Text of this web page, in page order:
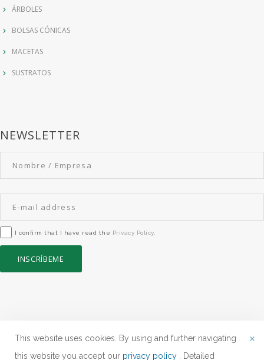
ÁRBOLES
BOLSAS CÓNICAS
MACETAS
SUSTRATOS
NEWSLETTER
I confirm that I have read the Privacy Policy.
INSCRÍBEME
This website uses cookies. By using and further navigating
this website you accept our privacy policy . Detailed
×